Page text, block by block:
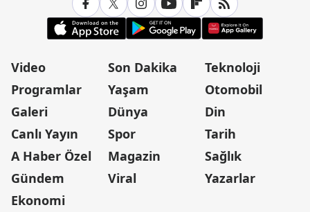
Video
Programlar
Galeri
Canlı Yayın
A Haber Özel
Gündem
Ekonomi
Son Dakika
Yaşam
Dünya
Spor
Magazin
Viral
Teknoloji
Otomobil
Din
Tarih
Sağlık
Yazarlar